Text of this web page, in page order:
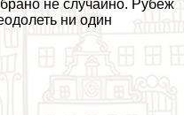
не случайно. Рубеж
ни один